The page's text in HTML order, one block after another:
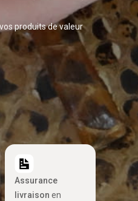
produits de valeur
Assurance
livraison en